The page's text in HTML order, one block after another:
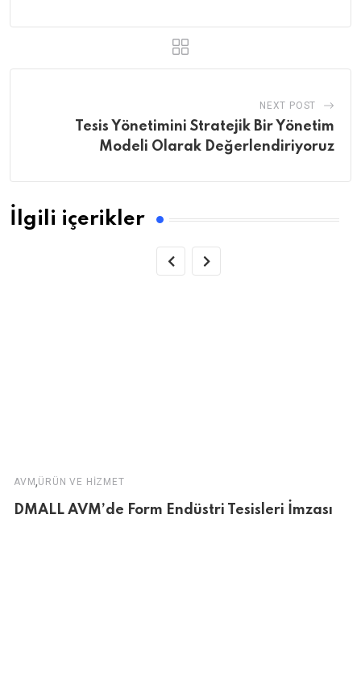
NEXT POST
Tesis Yönetimini Stratejik Bir Yönetim
Modeli Olarak Değerlendiriyoruz
İlgili içerikler
AVM,ÜRÜN VE HIZMET
DMALL AVM’de Form Endüstri Tesisleri İmzası